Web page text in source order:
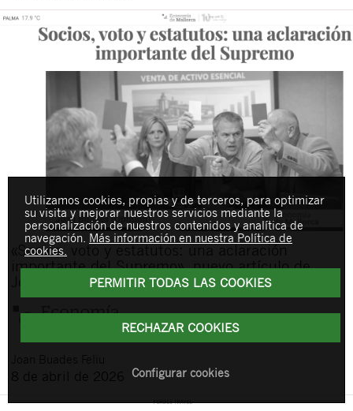
«Socios, voto y estatutos: una aclaración
importante del Supremo», nuevo artículo de
Joan Buades en Economía de Mallorca
8 de abril de 2026
Utilizamos cookies, propias y de terceros, para optimizar
su visita y mejorar nuestros servicios mediante la
personalización de nuestros contenidos y analítica de
navegación. Más información en nuestra Política de
cookies.
PERMITIR TODAS LAS COOKIES
RECHAZAR COOKIES
Configurar cookies